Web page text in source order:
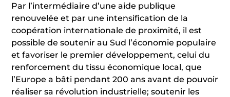
Par l’intermédiaire d’une aide publique
renouvelée et par une intensification de la
coopération internationale de proximité, il est
possible de soutenir au Sud l’économie populaire
et favoriser le premier développement, celui du
renforcement du tissu économique local, que
l’Europe a bâti pendant 200 ans avant de pouvoir
réaliser sa révolution industrielle; soutenir les